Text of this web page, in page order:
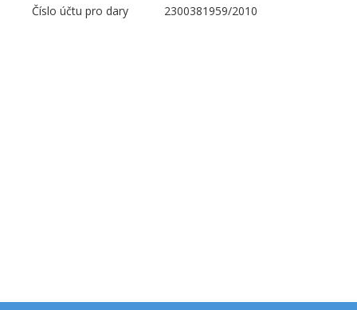
Číslo účtu pro dary 2300381959/2010